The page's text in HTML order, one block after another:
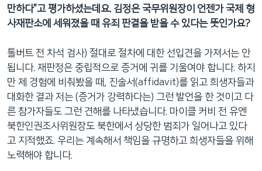
만하다”고 평가하셨는데요. 김정은 국무위원장이 언젠가 국제 형
사재판소에 세워졌을 때 유죄 판결을 받을 수 있다는 뜻인가요?
톨버트 전 차석 검사) 절대로 절차에 대한 선입견을 가져서는 안
됩니다. 재판정은 중립적으로 증거에 귀를 기울여야 합니다. 하지
만 제 경험에 비춰봤을 때, 진술서(affidavit)를 읽고 희생자들과
대화한 결과 저는 (증거가 강력하다는) 그런 발언을 한 것이고 다
른 참가자들도 그런 견해를 나타냈습니다. 마이클 커비 전 유엔
북한인권조사위원장도 북한에서 상당한 범죄가 일어나고 있다
고 지적했죠. 우리는 계속해서 책임을 규명하고 희생자들을 위해
노력해야 합니다.